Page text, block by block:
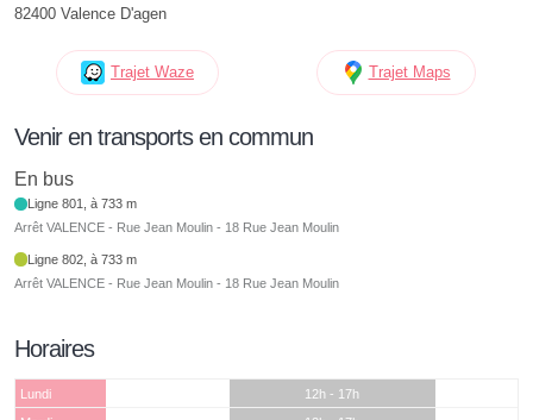
82400 Valence D'agen
Trajet Waze Trajet Maps
Venir en transports en commun
En bus
Ligne 801, à 733 m
Arrêt VALENCE - Rue Jean Moulin - 18 Rue Jean Moulin
Ligne 802, à 733 m
Arrêt VALENCE - Rue Jean Moulin - 18 Rue Jean Moulin
Horaires
Lundi
12h - 17h